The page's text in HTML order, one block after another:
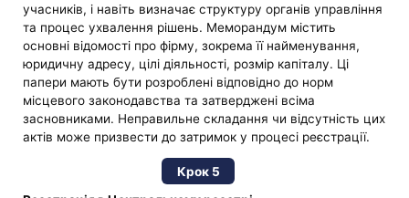
учасників, і навіть визначає структуру органів управління
та процес ухвалення рішень. Меморандум містить
основні відомості про фірму, зокрема її найменування,
юридичну адресу, цілі діяльності, розмір капіталу. Ці
папери мають бути розроблені відповідно до норм
місцевого законодавства та затверджені всіма
засновниками. Неправильне складання чи відсутність цих
актів може призвести до затримок у процесі реєстрації.
Крок 5